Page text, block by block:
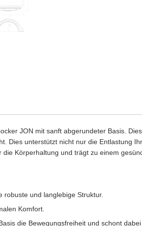
JON mit sanft abgerundeter Basis.
Dies unterstützt nicht nur die Entlastung
Körperhaltung und trägt zu einem
robuste und langlebige Struktur.
Komfort.
die Bewegungsfreiheit und schont